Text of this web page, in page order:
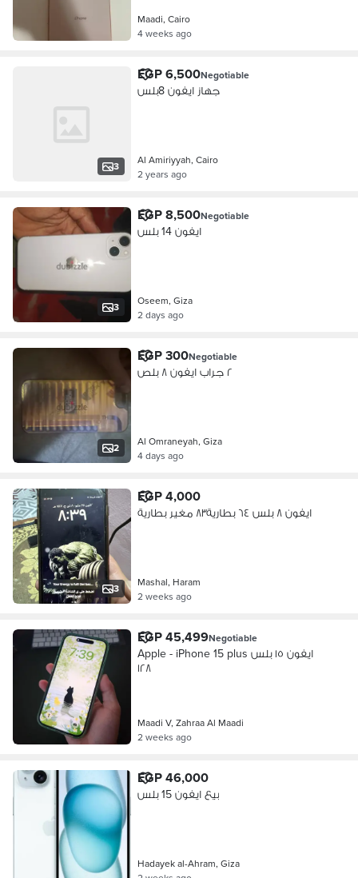
Maadi, Cairo
4 weeks ago
3
EGP 6,500Negotiable
جهاز ايفون 8بلس
Al Amiriyyah, Cairo
2 years ago
3
EGP 8,500Negotiable
ايفون 14 بلس
Oseem, Giza
2 days ago
2
EGP 300Negotiable
٢ جراب ايفون ٨ بلص
Al Omraneyah, Giza
4 days ago
3
EGP 4,000
ايفون ٨ بلس ٦٤ بطارية٨٣ مغير بطارية
Mashal, Haram
2 weeks ago
EGP 45,499Negotiable
Apple - iPhone 15 plus ايفون ١٥ بلس
١٢٨
Maadi V, Zahraa Al Maadi
2 weeks ago
EGP 46,000
بيع ايفون 15 بلس
Hadayek al-Ahram, Giza